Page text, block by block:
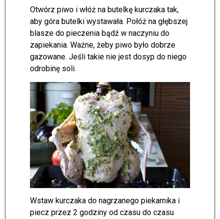
Otwórz piwo i włóż na butelkę kurczaka tak,
aby góra butelki wystawała. Połóż na głębszej
blasze do pieczenia bądź w naczyniu do
zapiekania. Ważne, żeby piwo było dobrze
gazowane. Jeśli takie nie jest dosyp do niego
odrobinę soli.
Wstaw kurczaka do nagrzanego piekarnika i
piecz przez 2 godziny od czasu do czasu